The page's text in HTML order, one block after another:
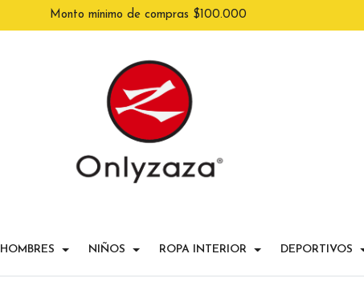
Monto mínimo de compras $100.000
HOMBRES NIÑOS ROPA INTERIOR DEPORTIVOS